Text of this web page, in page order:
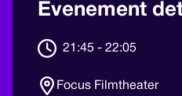
Evenement
21:45 - 22:05
Focus Filmtheater